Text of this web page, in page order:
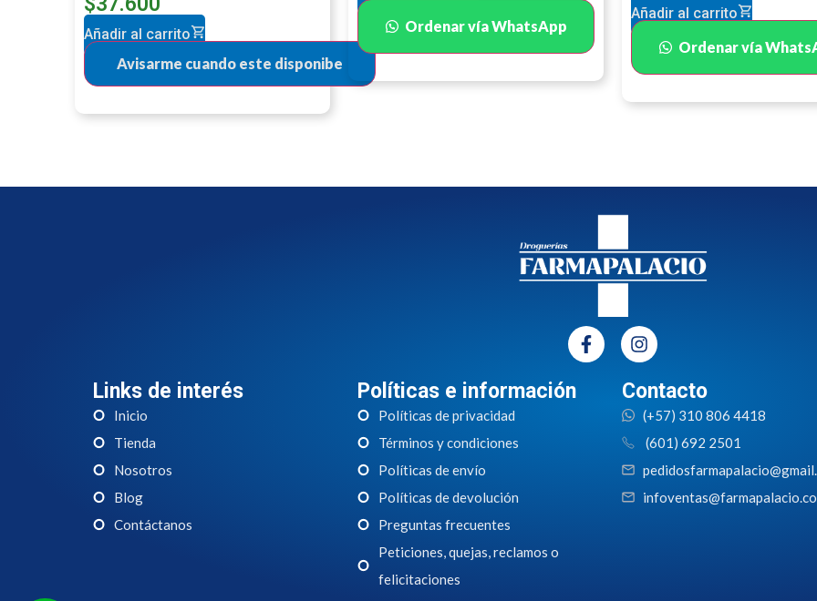
Añadir al carrito
Ordenar vía WhatsApp
Añadir al carrito
Ordenar vía
Links de interés
Inicio
Tienda
Nosotros
Blog
Contáctanos
Políticas e información
Políticas de privacidad
Términos y condiciones
Políticas de envío
Políticas de devolución
Preguntas frecuentes
Peticiones, quejas, reclamos o
felicitaciones
Contacto
(+57) 310 806 4418
(601) 692 2501